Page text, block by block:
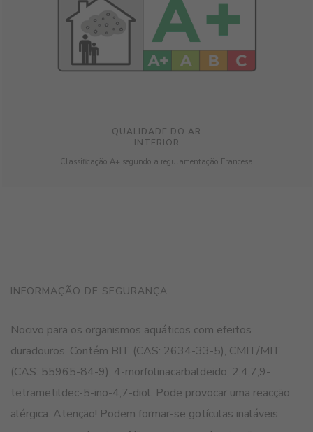
QUALIDADE DO AR
INTERIOR
Classificação A+ segundo a regulamentação Francesa
INFORMAÇÃO DE SEGURANÇA
Nocivo para os organismos aquáticos com efeitos
duradouros. Contém BIT (CAS: 2634-33-5), CMIT/MIT
(CAS: 55965-84-9), 4-morfolinacarbaldeido, 2,4,7,9-
tetrametildec-5-ino-4,7-diol. Pode provocar uma reacção
alérgica. Atenção! Podem formar-se gotículas inaláveis